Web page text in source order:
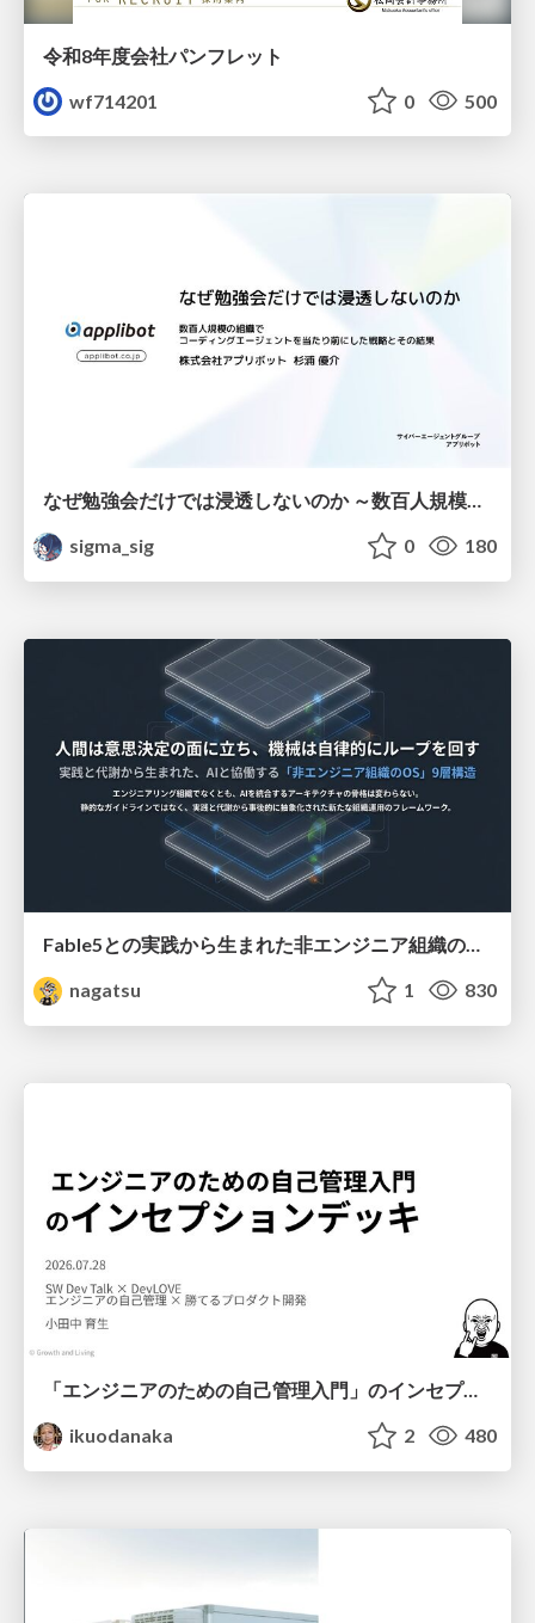
令和8年度会社パンフレット
wf714201
0 500
なぜ勉強会だけでは浸透しないのか ～数百人規模の組織でコーディングエージェントを当たり前にした戦略とその結果～
sigma_sig
0 180
Fable5との実践から生まれた非エンジニア組織のループエンジニアリング
nagatsu
1 830
「エンジニアのための自己管理入門」のインセプションデッキ/Inception Deck of Self-Management beginner's guide book
ikuodanaka
2 480